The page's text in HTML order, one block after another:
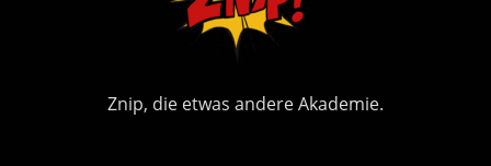
Znip, die etwas andere Akademie.